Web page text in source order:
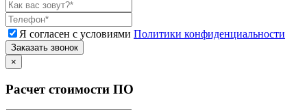
Я согласен с условиями Политики конфиденциальности
Заказать звонок
×
Расчет стоимости ПО